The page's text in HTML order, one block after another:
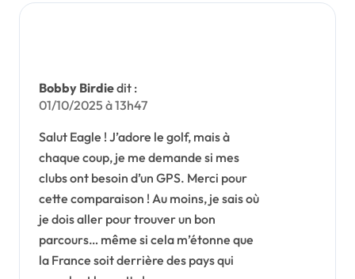
Bobby Birdiedit :
01/10/2025 à 13h47
Salut Eagle ! J’adore le golf, mais à
chaque coup, je me demande si mes
clubs ont besoin d’un GPS. Merci pour
cette comparaison ! Au moins, je sais où
je dois aller pour trouver un bon
parcours… même si cela m’étonne que
la France soit derrière des pays qui